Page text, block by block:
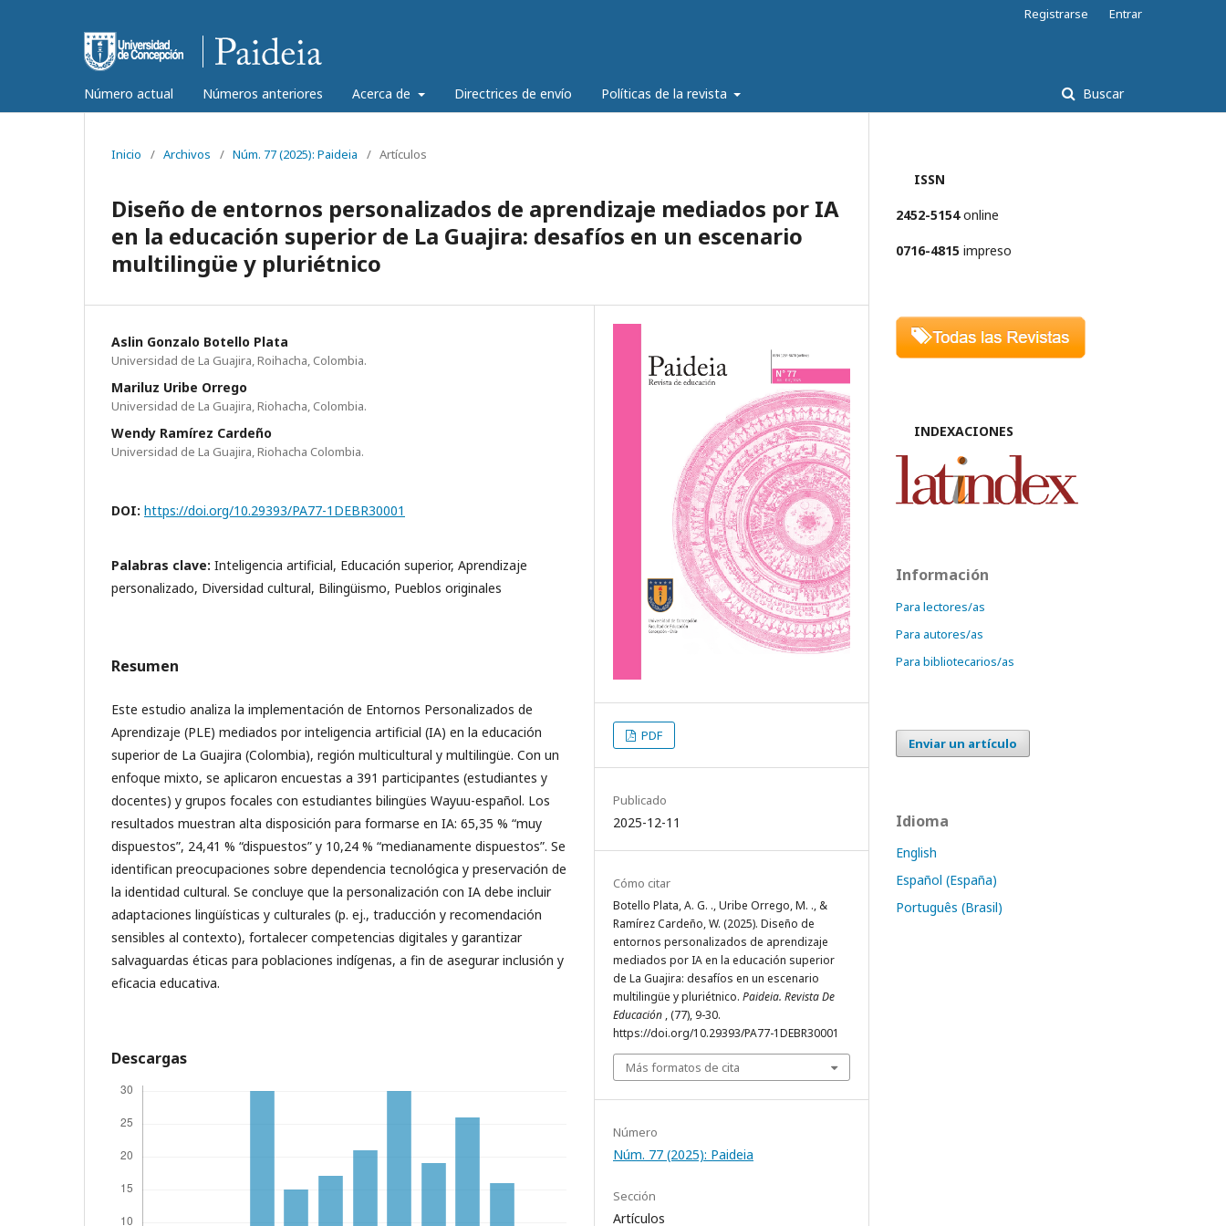
Número actual Números anteriores Acerca de Directrices de envío Políticas de la revista Buscar
Registrarse Entrar
Inicio / Archivos / Núm. 77 (2025): Paideia / Artículos
Diseño de entornos personalizados de aprendizaje mediados por IA
en la educación superior de La Guajira: desafíos en un escenario
multilingüe y pluriétnico
Aslin Gonzalo Botello Plata
Universidad de La Guajira, Roihacha, Colombia.
Mariluz Uribe Orrego
Universidad de La Guajira, Riohacha, Colombia.
Wendy Ramírez Cardeño
Universidad de La Guajira, Riohacha Colombia.
DOI: https://doi.org/10.29393/PA77-1DEBR30001
Palabras clave: Inteligencia artificial, Educación superior, Aprendizaje
personalizado, Diversidad cultural, Bilingüismo, Pueblos originales
Resumen
Este estudio analiza la implementación de Entornos Personalizados de
Aprendizaje (PLE) mediados por inteligencia artificial (IA) en la educación
superior de La Guajira (Colombia), región multicultural y multilingüe. Con un
enfoque mixto, se aplicaron encuestas a 391 participantes (estudiantes y
docentes) y grupos focales con estudiantes bilingües Wayuu-español. Los
resultados muestran alta disposición para formarse en IA: 65,35 % “muy
dispuestos”, 24,41 % “dispuestos” y 10,24 % “medianamente dispuestos”. Se
identifican preocupaciones sobre dependencia tecnológica y preservación de
la identidad cultural. Se concluye que la personalización con IA debe incluir
adaptaciones lingüísticas y culturales (p. ej., traducción y recomendación
sensibles al contexto), fortalecer competencias digitales y garantizar
salvaguardas éticas para poblaciones indígenas, a fin de asegurar inclusión y
eficacia educativa.
Descargas
PDF
Publicado
2025-12-11
Cómo citar
Botello Plata, A. G. ., Uribe Orrego, M. ., &
Ramírez Cardeño, W. (2025). Diseño de
entornos personalizados de aprendizaje
mediados por IA en la educación superior
de La Guajira: desafíos en un escenario
multilingüe y pluriétnico. Paideia. Revista De
Educación , (77), 9-30.
https://doi.org/10.29393/PA77-1DEBR30001
Más formatos de cita
Número
Núm. 77 (2025): Paideia
Sección
Artículos
ISSN
2452-5154online
0716-4815 impreso
INDEXACIONES
Información
Para lectores/as
Para autores/as
Para bibliotecarios/as
Enviar un artículo
Idioma
English
Español (España)
Português (Brasil)